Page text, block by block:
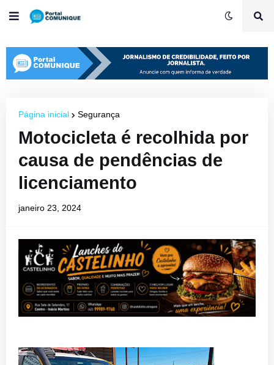
Página inicial Segurança
Motocicleta é recolhida por
causa de pendências de
licenciamento
janeiro 23, 2024